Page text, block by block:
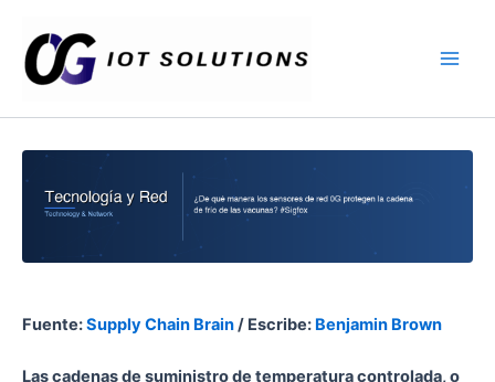
contenido
Fuente:Supply Chain Brain/ Escribe: Benjamin Brown
Las cadenas de suministro de temperatura controlada, o